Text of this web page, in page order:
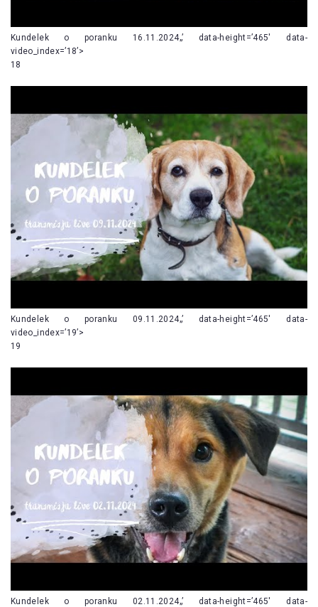
Kundelek o poranku 16.11.2024„’ data-height=’465′ data-
video_index=’18’>
18
Kundelek o poranku 09.11.2024„’ data-height=’465′ data-
video_index=’19’>
19
Kundelek o poranku 02.11.2024„’ data-height=’465′ data-